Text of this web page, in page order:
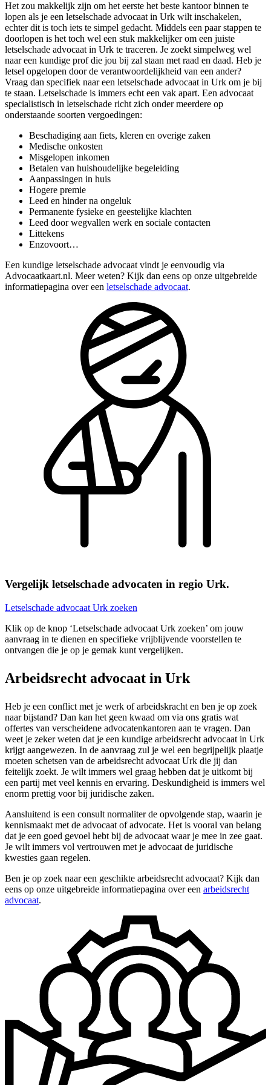
Het zou makkelijk zijn om het eerste het beste kantoor binnen te
lopen als je een letselschade advocaat in Urk wilt inschakelen,
echter dit is toch iets te simpel gedacht. Middels een paar stappen te
doorlopen is het toch wel een stuk makkelijker om een juiste
letselschade advocaat in Urk te traceren. Je zoekt simpelweg wel
naar een kundige prof die jou bij zal staan met raad en daad. Heb je
letsel opgelopen door de verantwoordelijkheid van een ander?
Vraag dan specifiek naar een letselschade advocaat in Urk om je bij
te staan. Letselschade is immers echt een vak apart. Een advocaat
specialistisch in letselschade richt zich onder meerdere op
onderstaande soorten vergoedingen:
Beschadiging aan fiets, kleren en overige zaken
Medische onkosten
Misgelopen inkomen
Betalen van huishoudelijke begeleiding
Aanpassingen in huis
Hogere premie
Leed en hinder na ongeluk
Permanente fysieke en geestelijke klachten
Leed door wegvallen werk en sociale contacten
Littekens
Enzovoort…
Een kundige letselschade advocaat vindt je eenvoudig via
Advocaatkaart.nl. Meer weten? Kijk dan eens op onze uitgebreide
informatiepagina over een letselschade advocaat.
Vergelijk letselschade advocaten in regio Urk.
Letselschade advocaat Urk zoeken
Klik op de knop ‘Letselschade advocaat Urk zoeken’ om jouw
aanvraag in te dienen en specifieke vrijblijvende voorstellen te
ontvangen die je op je gemak kunt vergelijken.
Arbeidsrecht advocaat in Urk
Heb je een conflict met je werk of arbeidskracht en ben je op zoek
naar bijstand? Dan kan het geen kwaad om via ons gratis wat
offertes van verscheidene advocatenkantoren aan te vragen. Dan
weet je zeker weten dat je een kundige arbeidsrecht advocaat in Urk
krijgt aangewezen. In de aanvraag zul je wel een begrijpelijk plaatje
moeten schetsen van de arbeidsrecht advocaat Urk die jij dan
feitelijk zoekt. Je wilt immers wel graag hebben dat je uitkomt bij
een partij met veel kennis en ervaring. Deskundigheid is immers wel
enorm prettig voor bij juridische zaken.
Aansluitend is een consult normaliter de opvolgende stap, waarin je
kennismaakt met de advocaat of advocate. Het is vooral van belang
dat je een goed gevoel hebt bij de advocaat waar je mee in zee gaat.
Je wilt immers vol vertrouwen met je advocaat de juridische
kwesties gaan regelen.
Ben je op zoek naar een geschikte arbeidsrecht advocaat? Kijk dan
eens op onze uitgebreide informatiepagina over een arbeidsrecht
advocaat.